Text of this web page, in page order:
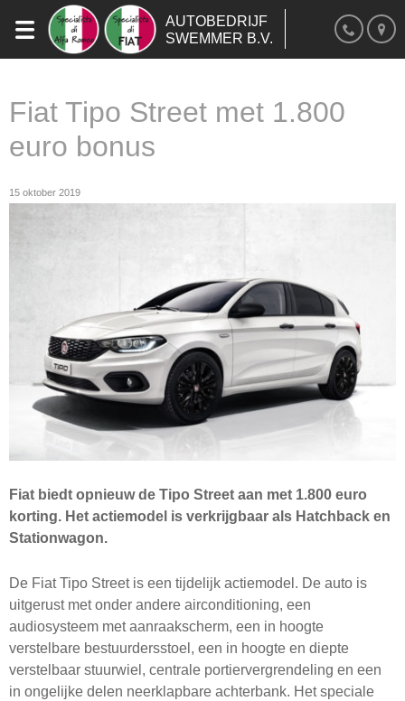
AUTOBEDRIJF
SWEMMER B.V.
Fiat Tipo Street met 1.800
euro bonus
15 oktober 2019
Fiat biedt opnieuw de Tipo Street aan met 1.800 euro
korting. Het actiemodel is verkrijgbaar als Hatchback en
Stationwagon.
De Fiat Tipo Street is een tijdelijk actiemodel. De auto is
uitgerust met onder andere airconditioning, een
audiosysteem met aanraakscherm, een in hoogte
verstelbare bestuurdersstoel, een in hoogte en diepte
verstelbaar stuurwiel, centrale portiervergrendeling en een
in ongelijke delen neerklapbare achterbank. Het speciale